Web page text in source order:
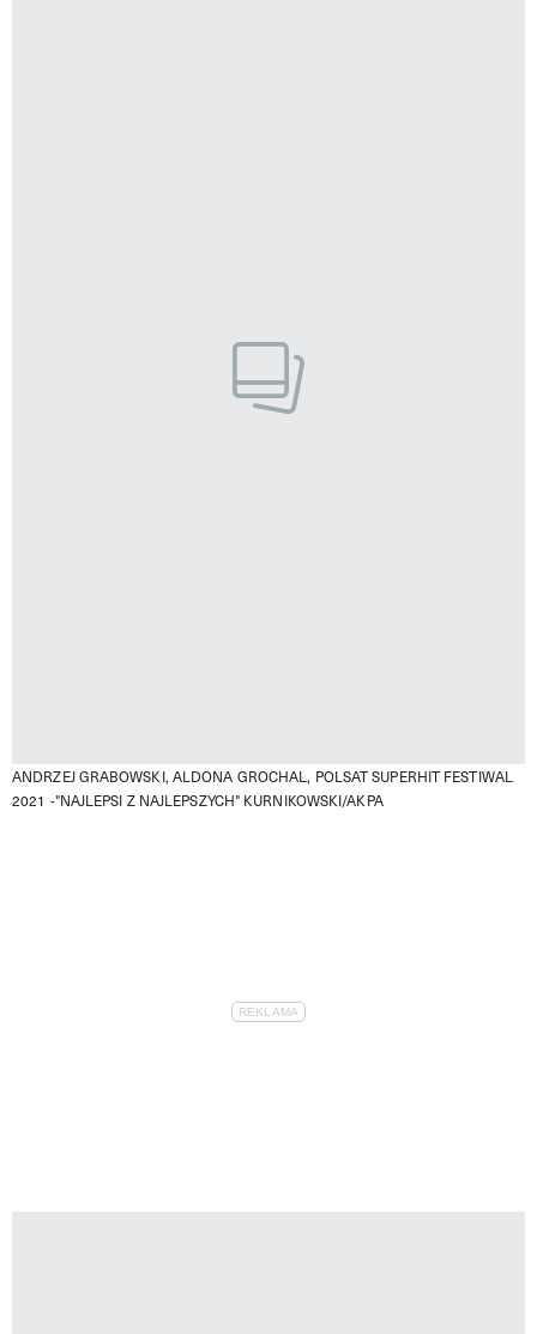
ANDRZEJ GRABOWSKI, ALDONA GROCHAL, POLSAT SUPERHIT FESTIWAL
2021 -"NAJLEPSI Z NAJLEPSZYCH" KURNIKOWSKI/AKPA